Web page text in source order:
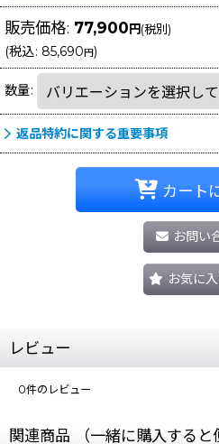
販売価格: 77,900円(税別)
(税込: 85,690 円)
数量:
返品特約に関する重要事項
カート
お問い
お気に
レビュー
0件のレビュー
関連商品 （一緒に購入する